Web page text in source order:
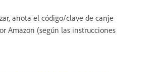
anota el código/clave de canje
Amazon (según las instrucciones